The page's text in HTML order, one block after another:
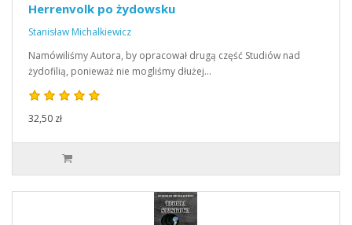
Herrenvolk po żydowsku
Stanisław Michalkiewicz
Namówiliśmy Autora, by opracował drugą część Studiów nad
żydofilią, ponieważ nie mogliśmy dłużej…
32,50 zł